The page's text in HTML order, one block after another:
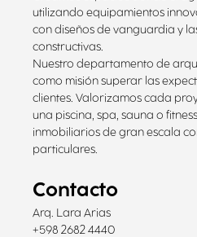
utilizando equipamientos
con diseños de vanguardia y
constructivas.
Nuestro departamento de
como misión superar las
clientes. Valorizamos cada
una piscina, spa, sauna o
inmobiliarios de gran escala
particulares.
Contacto
Arq. Lara Arias
+598 2682 4440